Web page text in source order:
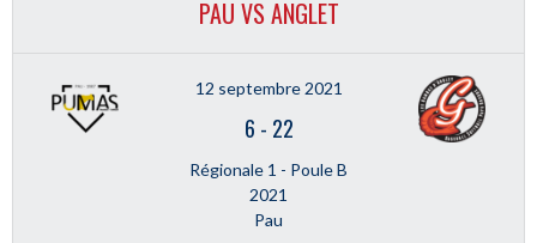
PAU VS ANGLET
12 septembre 2021
6 - 22
Régionale 1 - Poule B
2021
Pau